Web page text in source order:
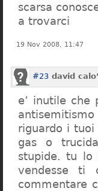
scarsa
a trovarci
19 Nov 2008, 11:47
#23 david calo’
e’ inutile che
riguardo i
gas o
stupide. tu lo
vendesse ti
commentare